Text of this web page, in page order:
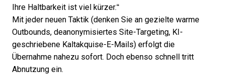
Ihre Haltbarkeit ist viel kürzer.“
Mit jeder neuen Taktik (denken Sie an gezielte warme
Outbounds, deanonymisiertes Site-Targeting, KI-
geschriebene Kaltakquise-E-Mails) erfolgt die
Übernahme nahezu sofort. Doch ebenso schnell tritt
Abnutzung ein.